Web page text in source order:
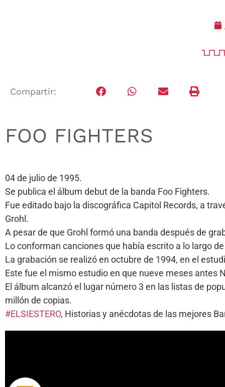
Compartir:
FOO FIGHTERS
04 de julio de 1995.
Se publica el álbum debut de la banda Foo Fighters.
Fue editado bajo la discográfica Capitol Records, a
Grohl.
A pesar de que Grohl formó una banda después de
Lo conforman canciones que había escrito a lo largo
La grabación se realizó en octubre de 1994, en el
Este fue el mismo estudio en que nueve meses antes
El álbum alcanzó el lugar número 3 en las listas de
millón de copias.
#ELSIESTERO, Historias y anécdotas de las mejores